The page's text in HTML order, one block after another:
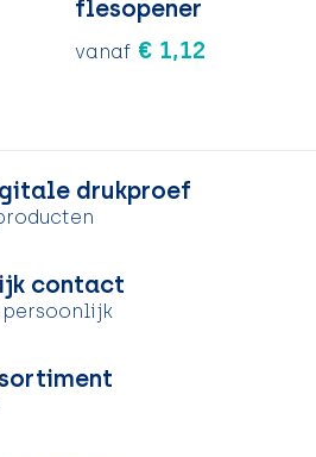
flesopener
vanaf € 1,12
drukproef
contact
persoonlijk